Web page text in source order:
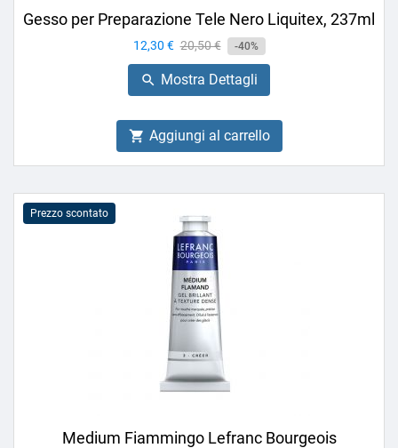
Gesso per Preparazione Tele Nero Liquitex, 237ml
Prezzo
12,30 € Prezzo
base
20,50 € -40%
 Mostra Dettagli
 Aggiungi al carrello
Prezzo scontato
Medium Fiammingo Lefranc Bourgeois